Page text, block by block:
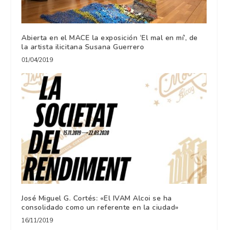
Abierta en el MACE la exposición ‘El mal en mí’, de
la artista ilicitana Susana Guerrero
01/04/2019
José Miguel G. Cortés: «El IVAM Alcoi se ha
consolidado como un referente en la ciudad»
16/11/2019